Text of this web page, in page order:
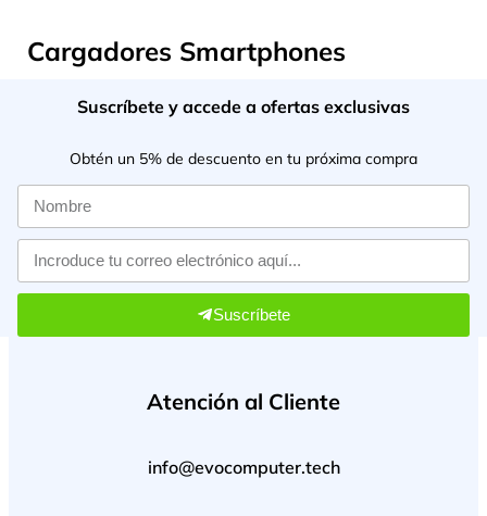
Cargadores Smartphones
Suscríbete y accede a ofertas exclusivas
Obtén un 5% de descuento en tu próxima compra
Suscríbete
Atención al Cliente
info@evocomputer.tech